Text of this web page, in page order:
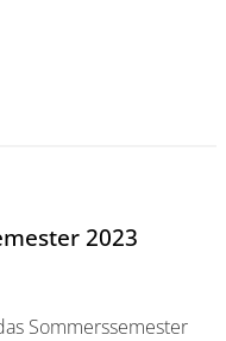
2023
Sommerssemester